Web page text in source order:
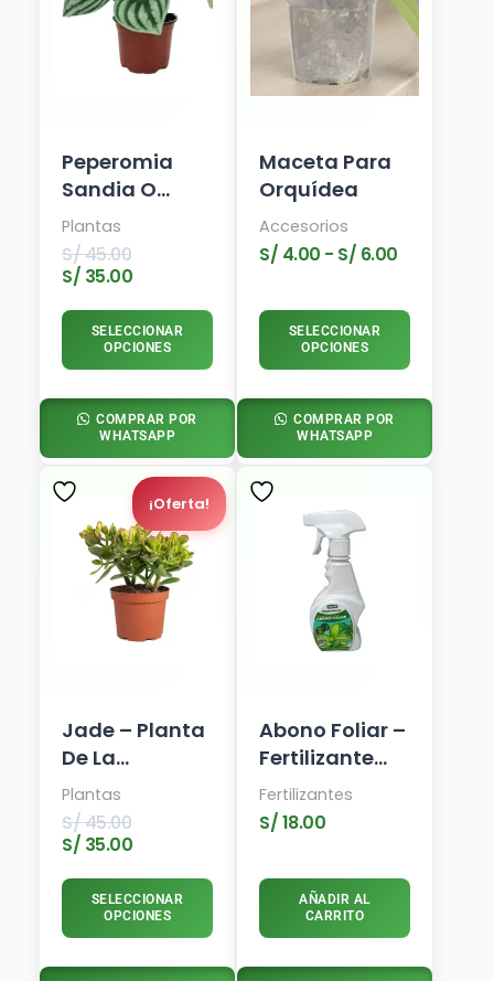
Peperomia
Sandia O
Watermellon
Plantas
S/45.00
S/ 35.00
SELECCIONAR
OPCIONES
COMPRAR POR
WHATSAPP
Maceta Para
Orquídea
Accesorios
S/ 4.00 - S/ 6.00
Hasta
S/ 6.00
SELECCIONAR
OPCIONES
Variantes.
Opciones
Se
Pueden
En
La
Página
De
Producto
COMPRAR POR
WHATSAPP
¡Oferta!
Jade – Planta
De La
Abundancia
Plantas
S/45.00
El
Precio
Original
Era:
S/ 45.00.
S/ 35.00
El
Precio
Actual
Es:
S/ 35.00.
SELECCIONAR
OPCIONES
Abono Foliar –
Fertilizante
Para Plantas
De Hojas
Verdes
Fertilizantes
S/18.00
AÑADIR AL
CARRITO